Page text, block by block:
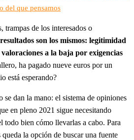
del que pensamos
trampas de los interesados o
son los mismos: legitimidad
a la baja por exigencias
ha pagado nueve euros por un
está esperando?
dan la mano: el sistema de opiniones
en pleno 2021 sigue necesitando
todo bien cómo llevarlas a cabo. Para
queda la opción de buscar una fuente